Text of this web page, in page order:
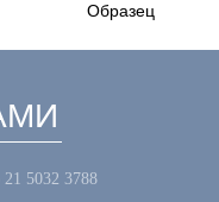
Образец
5032 3788